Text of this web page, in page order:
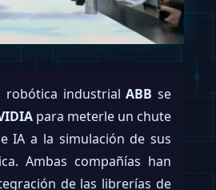
robótica industrialABB se
para meterle un chute
IA a la simulación de sus
Ambas compañías han
de las librerías de